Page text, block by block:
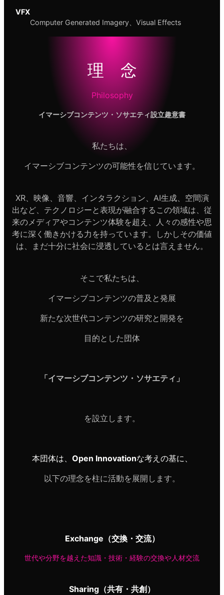
VFX
Computer Generated Imagery、Visual Effects
理 念
Philosophy
イマーシブコンテンツ・ソサエティ設立趣意書
私たちは、
イマーシブコンテンツの可能性を信じています。
XR、映像、音響、インタラクション、AI生成、空間演
出など、テクノロジーと表現が融合するこの領域は、従
来のメディアやコンテンツ体験を超え、人々の感性や思
考に深く働きかける力を持っています。しかしその価値
は、まだ十分に社会に浸透しているとは言えません。
そこで私たちは、
イマーシブコンテンツの普及と発展
新たな次世代コンテンツの研究と開発を
目的とした団体
「イマーシブコンテンツ・ソサエティ」
を設立します。
本団体は、 Open Innovationな考えの基に、
以下の理念を柱に活動を展開します。
Exchange（交換・交流）
世代や分野を越えた知識・技術・経験の交換や人材交流
Sharing（共有・共創）